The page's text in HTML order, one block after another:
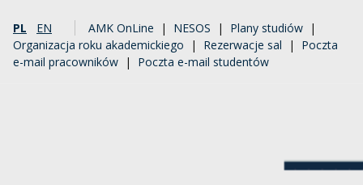
PL EN AMK OnLine | NESOS | Plany studiów |
Organizacja roku akademickiego | Rezerwacje sal | Poczta
e-mail pracowników | Poczta e-mail studentów